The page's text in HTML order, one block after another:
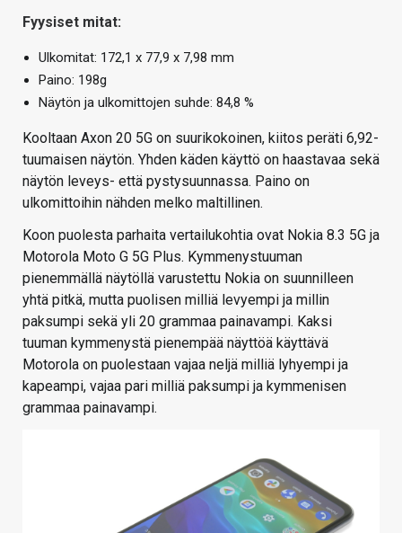
Fyysiset mitat:
Ulkomitat: 172,1 x 77,9 x 7,98 mm
Paino: 198g
Näytön ja ulkomittojen suhde: 84,8 %
Kooltaan Axon 20 5G on suurikokoinen, kiitos peräti 6,92-
tuumaisen näytön. Yhden käden käyttö on haastavaa sekä
näytön leveys- että pystysuunnassa. Paino on
ulkomittoihin nähden melko maltillinen.
Koon puolesta parhaita vertailukohtia ovat Nokia 8.3 5G ja
Motorola Moto G 5G Plus. Kymmenystuuman
pienemmällä näytöllä varustettu Nokia on suunnilleen
yhtä pitkä, mutta puolisen milliä levyempi ja millin
paksumpi sekä yli 20 grammaa painavampi. Kaksi
tuuman kymmenystä pienempää näyttöä käyttävä
Motorola on puolestaan vajaa neljä milliä lyhyempi ja
kapeampi, vajaa pari milliä paksumpi ja kymmenisen
grammaa painavampi.